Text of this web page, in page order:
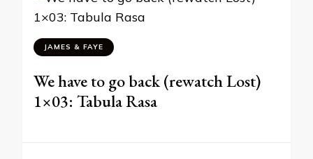
JAMES & FAYE
We have to go back (rewatch Lost)
1×03: Tabula Rasa